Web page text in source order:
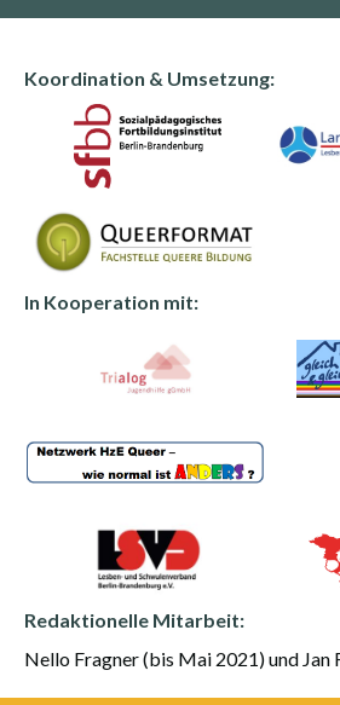
Koordination & Umsetzung:
In Kooperation mit:
Redaktionelle Mitarbeit:
Nello Fragner (bis Mai 2021) und Jan